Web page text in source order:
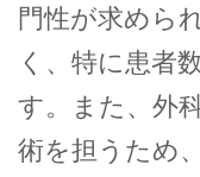
門性が求めら
く、特に患者
す。また、外
術を担うため